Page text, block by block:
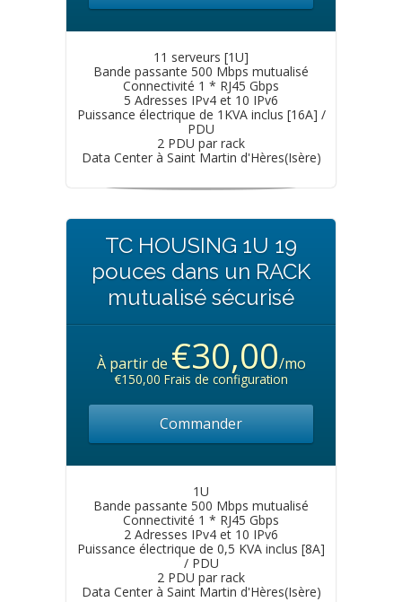
11 serveurs [1U]
Bande passante 500 Mbps mutualisé
Connectivité 1 * RJ45 Gbps
5 Adresses IPv4 et 10 IPv6
Puissance électrique de 1KVA inclus [16A] /
PDU
2 PDU par rack
Data Center à Saint Martin d'Hères(Isère)
TC HOUSING 1U 19
pouces dans un RACK
mutualisé sécurisé
À partir de €30,00/mo
€150,00 Frais de configuration
Commander
1U
Bande passante 500 Mbps mutualisé
Connectivité 1 * RJ45 Gbps
2 Adresses IPv4 et 10 IPv6
Puissance électrique de 0,5 KVA inclus [8A]
/ PDU
2 PDU par rack
Data Center à Saint Martin d'Hères(Isère)